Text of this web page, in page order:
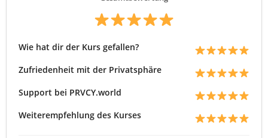
Wie hat dir der Kurs gefallen?
Zufriedenheit mit der Privatsphäre
Support bei PRVCY.world
Weiterempfehlung des Kurses